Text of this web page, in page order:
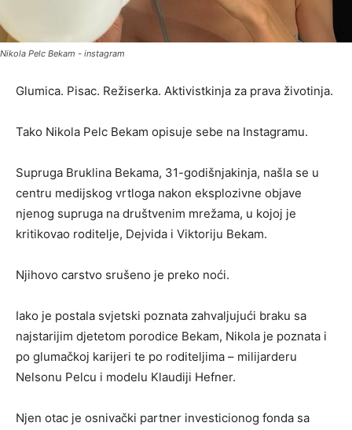
Nikola Pelc Bekam - instagram
Glumica. Pisac. Režiserka. Aktivistkinja za prava životinja.
Tako Nikola Pelc Bekam opisuje sebe na Instagramu.
Supruga Bruklina Bekama, 31-godišnjakinja, našla se u
centru medijskog vrtloga nakon eksplozivne objave
njenog supruga na društvenim mrežama, u kojoj je
kritikovao roditelje, Dejvida i Viktoriju Bekam.
Njihovo carstvo srušeno je preko noći.
Iako je postala svjetski poznata zahvaljujući braku sa
najstarijim djetetom porodice Bekam, Nikola je poznata i
po glumačkoj karijeri te po roditeljima – milijarderu
Nelsonu Pelcu i modelu Klaudiji Hefner.
Njen otac je osnivački partner investicionog fonda sa